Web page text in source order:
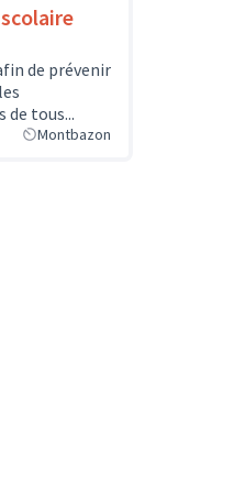
de prévenir
tous...
Montbazon